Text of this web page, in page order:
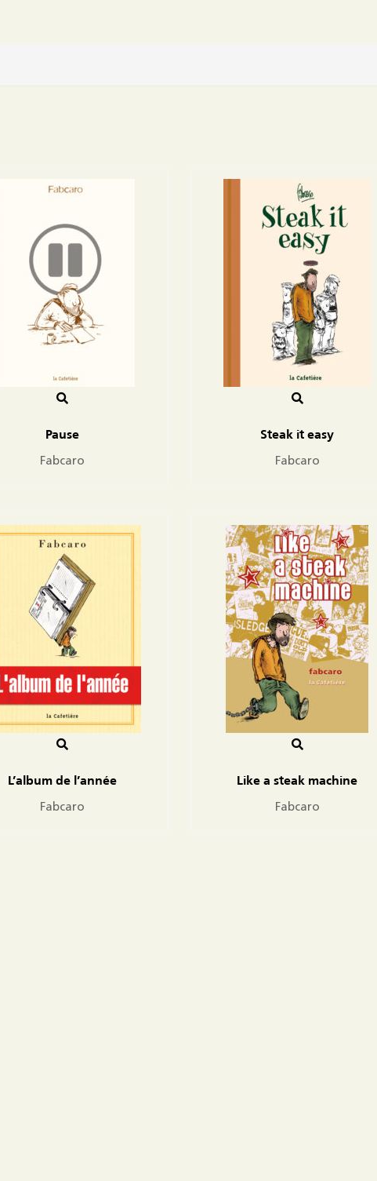
Pause
Fabcaro
Steak it easy
Fabcaro
L’album de l’année
Fabcaro
Like a steak machine
Fabcaro